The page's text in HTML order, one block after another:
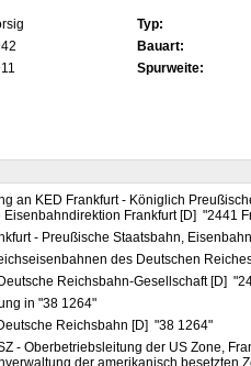
Typ:
Bauart:
Spurweite:
an KED Frankfurt - Königlich
Eisenbahndirektion Frankfurt [D] "2441
- Preußische Staatsbahn,
des Deutschen
Reichsbahn-Gesellschaft [D]
in "38 1264"
Reichsbahn [D] "38 1264"
- Oberbetriebsleitung der US Zone,
der amerikanisch besetzten